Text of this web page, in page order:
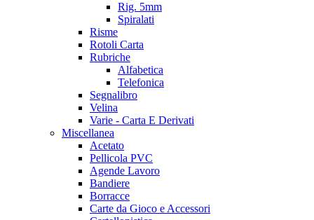
Rig. 5mm
Spiralati
Risme
Rotoli Carta
Rubriche
Alfabetica
Telefonica
Segnalibro
Velina
Varie - Carta E Derivati
Miscellanea
Acetato
Pellicola PVC
Agende Lavoro
Bandiere
Borracce
Carte da Gioco e Accessori